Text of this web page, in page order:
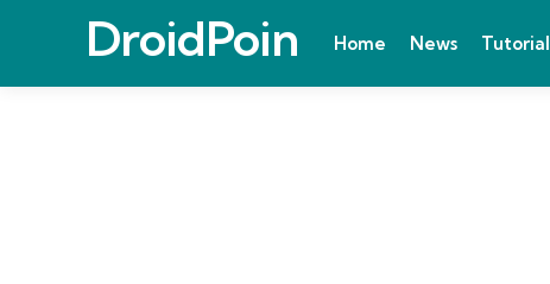
DroidPoin Home News Tutorial